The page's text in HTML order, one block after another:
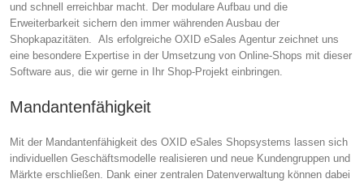
und schnell erreichbar macht. Der modulare Aufbau und die
Erweiterbarkeit sichern den immer währenden Ausbau der
Shopkapazitäten. Als erfolgreiche OXID eSales Agentur zeichnet uns
eine besondere Expertise in der Umsetzung von Online-Shops mit dieser
Software aus, die wir gerne in Ihr Shop-Projekt einbringen.
Mandantenfähigkeit
Mit der Mandantenfähigkeit des OXID eSales Shopsystems lassen sich
individuellen Geschäftsmodelle realisieren und neue Kundengruppen und
Märkte erschließen. Dank einer zentralen Datenverwaltung können dabei